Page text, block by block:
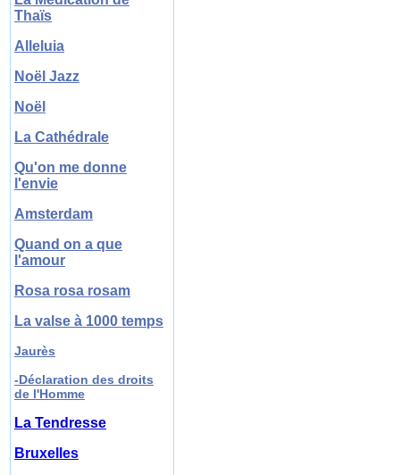
Thaïs
Alleluia
Noël Jazz
Noël
La Cathédrale
Qu'on me donne
l'envie
Amsterdam
Quand on a que
l'amour
Rosa rosa rosam
La valse à 1000 temps
Jaurès
-Déclaration des droits
de l'Homme
La Tendresse
Bruxelles